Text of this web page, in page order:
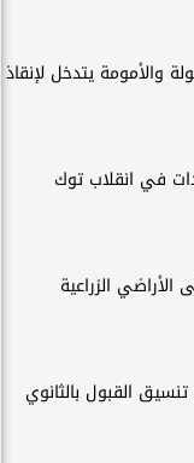
والأمومة يتدخل لإنقاذ
إصابة 8 سيدات في انقلاب توك
على الأراضي الزراعية
القبول بالثانوي